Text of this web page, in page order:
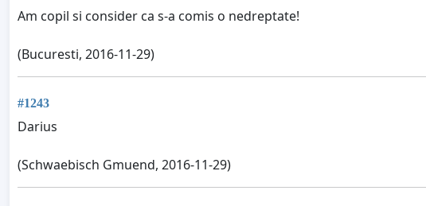
Am copil si consider ca s-a comis o nedreptate!
(Bucuresti, 2016-11-29)
#1243
Darius
(Schwaebisch Gmuend, 2016-11-29)